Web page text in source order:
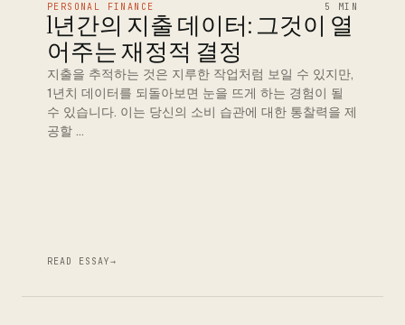
PERSONAL FINANCE 5 MIN
1년간의 지출 데이터: 그것이 열
어주는 재정적 결정
지출을 추적하는 것은 지루한 작업처럼 보일 수 있지만,
1년치 데이터를 되돌아보면 눈을 뜨게 하는 경험이 될
수 있습니다. 이는 당신의 소비 습관에 대한 통찰력을 제
공할 …
READ ESSAY→